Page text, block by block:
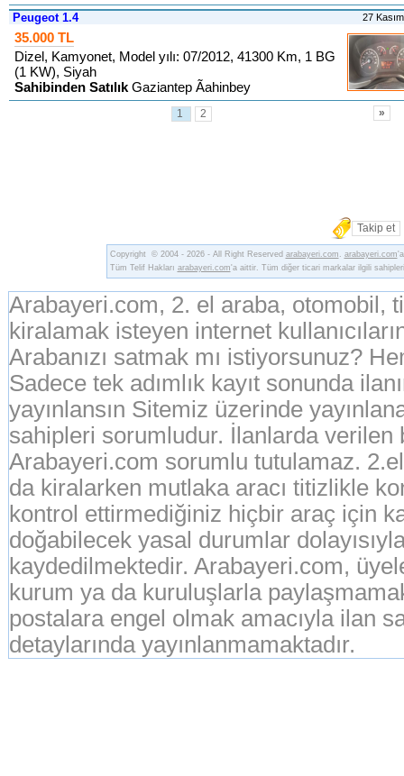
Peugeot 1.4 27
35.000 TL
Dizel, Kamyonet, Model yılı: 07/2012, 41300 Km, 1 BG
(1 KW), Siyah
Sahibinden Satılık Gaziantep Ãahinbey
1 2 »
Takip et
Copyright © 2004 - 2026 - All Right Reserved arabayeri.com . arabayeri.com
Tüm Telif Hakları arabayeri.com'a aittir. Tüm diğer ticari markalar ilgili
Arabayeri.com, 2. el araba, otomobil,
kiralamak isteyen internet
Arabanızı satmak mı istiyorsunuz?
Sadece tek adımlık kayıt sonunda
yayınlansın Sitemiz üzerinde
sahipleri sorumludur. İlanlarda verilen
Arabayeri.com sorumlu tutulamaz.
da kiralarken mutlaka aracı titizlikle
kontrol ettirmediğiniz hiçbir araç için
doğabilecek yasal durumlar
kaydedilmektedir. Arabayeri.com,
kurum ya da kuruluşlarla
postalara engel olmak amacıyla ilan
detaylarında yayınlanmamaktadır.